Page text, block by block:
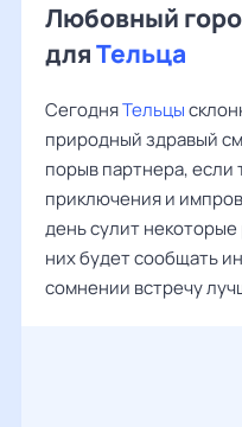
Любовный
дляТельца
СегодняТельцы
природный здравый
порыв партнера, если
приключения и
день сулит
них будет сообщать
сомнении встречу